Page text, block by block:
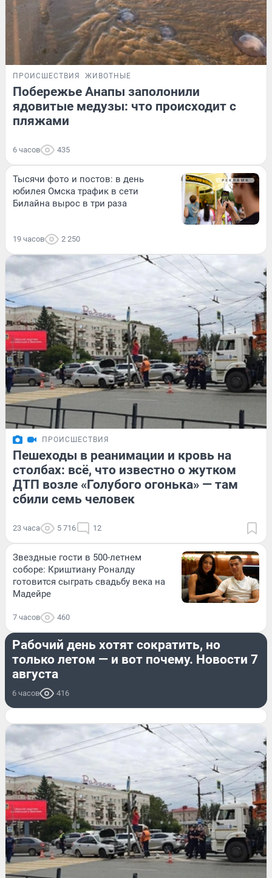
ПРОИСШЕСТВИЯ ЖИВОТНЫЕ
Побережье Анапы заполонили
ядовитые медузы: что происходит с
пляжами
6 часов 435
Тысячи фото и постов: в день
юбилея Омска трафик в сети
Билайна вырос в три раза
19 часов 2 250
ПРОИСШЕСТВИЯ
Пешеходы в реанимации и кровь на
столбах: всё, что известно о жутком
ДТП возле «Голубого огонька» — там
сбили семь человек
23 часа 5 716 12
Звездные гости в 500-летнем
соборе: Криштиану Роналду
готовится сыграть свадьбу века на
Мадейре
7 часов 460
СТРАНА И МИР
Рабочий день хотят сократить, но
только летом — и вот почему. Новости 7
августа
6 часов 416